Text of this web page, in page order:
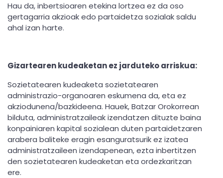
Hau da, inbertsioaren etekina lortzea ez da oso
gertagarria akzioak edo partaidetza sozialak saldu
ahal izan harte.
Gizartearen kudeaketan ez jarduteko arriskua:
Sozietatearen kudeaketa sozietatearen
administrazio-organoaren eskumena da, eta ez
akziodunena/bazkideena. Hauek, Batzar Orokorrean
bilduta, administratzaileak izendatzen dituzte baina
konpainiaren kapital sozialean duten partaidetzaren
arabera baliteke eragin esanguratsurik ez izatea
administratzaileen izendapenean, ezta inbertitzen
den sozietatearen kudeaketan eta ordezkaritzan
ere.